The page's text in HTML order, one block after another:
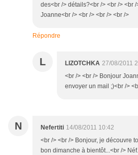
des<br /> détails?<br /> <br /> <br
Joanne<br /> <br /> <br /> <br />
Répondre
L LIZOTCHKA 27/08/2011
<br /> <br /> Bonjour
envoyer un mail ;)<br />
N Nefertiti 14/08/2011 10:42
<br /> <br /> Bonjour, je découvre
bon dimanche à bientôt...<br />